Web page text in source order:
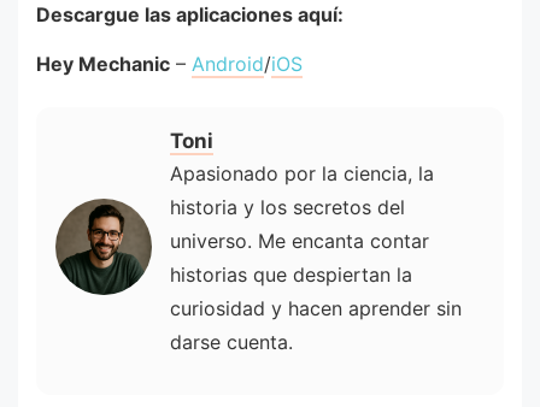
Descargue las aplicaciones aquí:
Hey Mechanic – Android/iOS
Toni
Apasionado por la ciencia, la
historia y los secretos del
universo. Me encanta contar
historias que despiertan la
curiosidad y hacen aprender sin
darse cuenta.